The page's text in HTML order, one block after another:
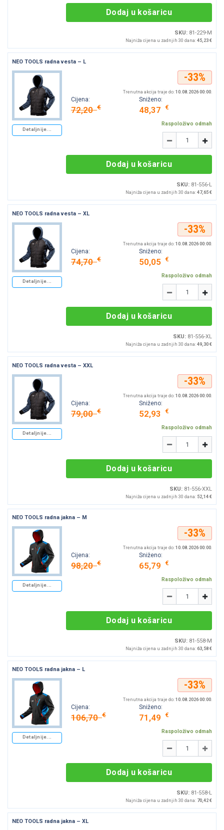
Dodaj u košaricu
SKU: 81-229-M
Najniža cijena u zadnjih 30 dana: 45,23 €
Detaljnije...
NEO TOOLS radna vesta – L
-33%
Trenutna akcija traje do: 10.08.2026 00:00.
Cijena:
72,20€
Sniženo:
48,37 €
Raspoloživo odmah
- +
Dodaj u košaricu
SKU: 81-556-L
Najniža cijena u zadnjih 30 dana: 47,65 €
Detaljnije...
NEO TOOLS radna vesta – XL
-33%
Trenutna akcija traje do: 10.08.2026 00:00.
Cijena:
74,70€
Sniženo:
50,05 €
Raspoloživo odmah
- +
Dodaj u košaricu
SKU: 81-556-XL
Najniža cijena u zadnjih 30 dana: 49,30 €
Detaljnije...
NEO TOOLS radna vesta – XXL
-33%
Trenutna akcija traje do: 10.08.2026 00:00.
Cijena:
79,00€
Sniženo:
52,93 €
Raspoloživo odmah
- +
Dodaj u košaricu
SKU: 81-556-XXL
Najniža cijena u zadnjih 30 dana: 52,14 €
Detaljnije...
NEO TOOLS radna jakna – M
-33%
Trenutna akcija traje do: 10.08.2026 00:00.
Cijena:
98,20€
Sniženo:
65,79 €
Raspoloživo odmah
- +
Dodaj u košaricu
SKU: 81-558-M
Najniža cijena u zadnjih 30 dana: 63,58 €
Detaljnije...
NEO TOOLS radna jakna – L
-33%
Trenutna akcija traje do: 10.08.2026 00:00.
Cijena:
106,70€
Sniženo:
71,49 €
Raspoloživo odmah
- +
Dodaj u košaricu
SKU: 81-558-L
Najniža cijena u zadnjih 30 dana: 70,42 €
NEO TOOLS radna jakna – XL